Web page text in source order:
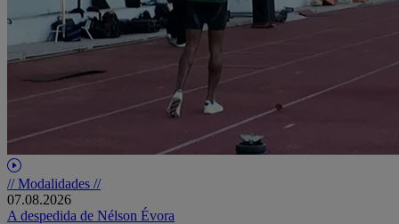
// Modalidades //
07.08.2026
A despedida de Nélson Évora